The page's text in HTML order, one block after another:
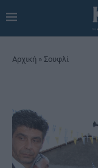
Αρχική » Σουφλί